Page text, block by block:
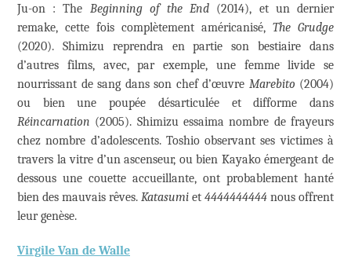
Ju-on : The Beginning of the End (2014), et un dernier
remake, cette fois complètement américanisé, The Grudge
(2020). Shimizu reprendra en partie son bestiaire dans
d’autres films, avec, par exemple, une femme livide se
nourrissant de sang dans son chef d’œuvre Marebito (2004)
ou bien une poupée désarticulée et difforme dans
Réincarnation (2005). Shimizu essaima nombre de frayeurs
chez nombre d’adolescents. Toshio observant ses victimes à
travers la vitre d’un ascenseur, ou bien Kayako émergeant de
dessous une couette accueillante, ont probablement hanté
bien des mauvais rêves. Katasumi et 4444444444 nous offrent
leur genèse.
Virgile Van de Walle